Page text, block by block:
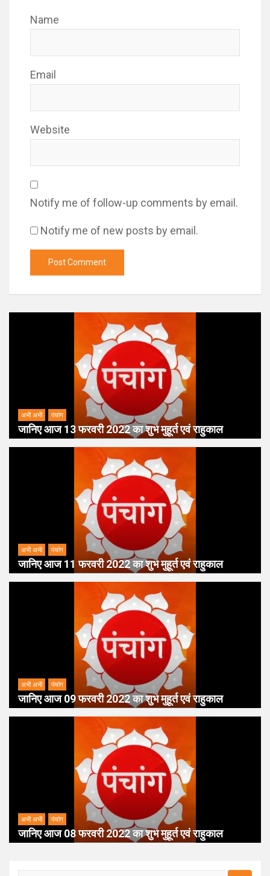
Name
Email
Website
Notify me of follow-up comments by email.
Notify me of new posts by email.
अभी अभी पंचांग
जानिए आज 13 फरवरी 2022 का शुभ मुहूर्त एवं राहुकाल
अभी अभी पंचांग
जानिए आज 11 फरवरी 2022 का शुभ मुहूर्त एवं राहुकाल
अभी अभी पंचांग
जानिए आज 09 फरवरी 2022 का शुभ मुहूर्त एवं राहुकाल
अभी अभी पंचांग
जानिए आज 08 फरवरी 2022 का शुभ मुहूर्त एवं राहुकाल